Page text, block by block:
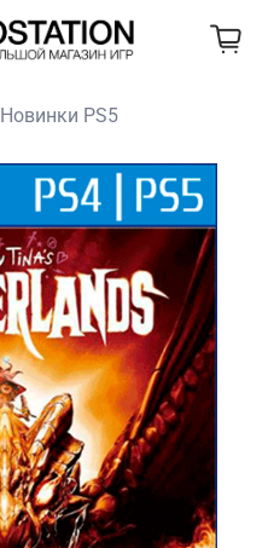
Новинки PS5